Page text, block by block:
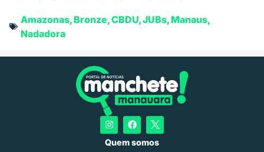
Amazonas,Bronze,CBDU,JUBs,Manaus,
Nadadora
Quem somos